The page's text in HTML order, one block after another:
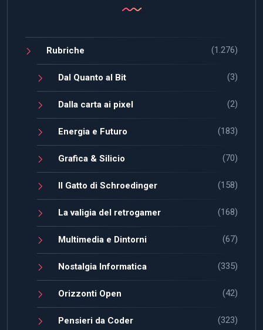
Rubriche (1.276)
Dal Quanto al Bit (3)
Dalla carta ai pixel (2)
Energia e Futuro (183)
Grafica & Silicio (70)
Il Gatto di Schroedinger (158)
La valigia del retrogamer (168)
Multimedia e Dintorni (67)
Nostalgia Informatica (335)
Orizzonti Open (42)
Pensieri da Coder (323)